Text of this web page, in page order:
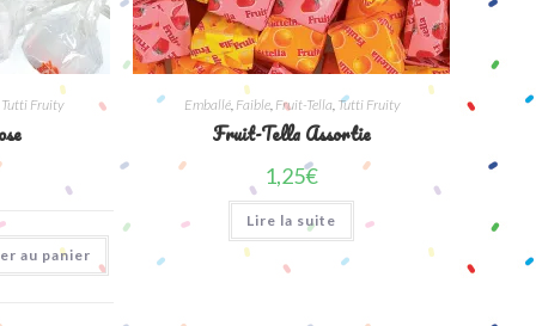
Tutti Fruity
au panier
Emballé, Faible, Fruit-Tella, Tutti Fruity
Fruit-Tella Assortie
1,25€
Lire la suite